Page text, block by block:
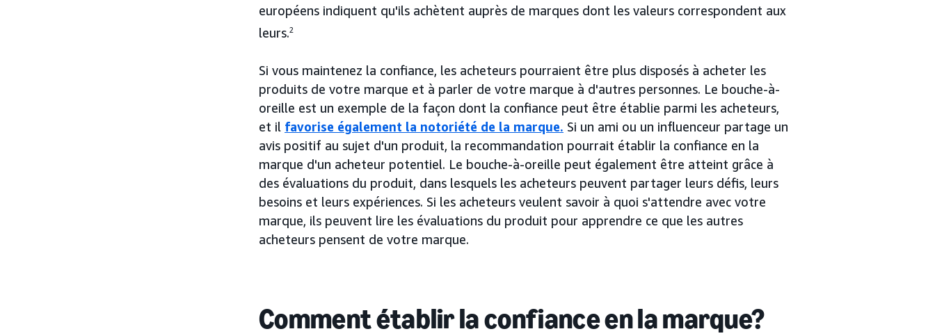
européens indiquent qu'ils achètent auprès de marques dont les valeurs correspondent aux
leurs.2
Si vous maintenez la confiance, les acheteurs pourraient être plus disposés à acheter les
produits de votre marque et à parler de votre marque à d'autres personnes. Le bouche-à-
oreille est un exemple de la façon dont la confiance peut être établie parmi les acheteurs,
et il favorise également la notoriété de la marque. Si un ami ou un influenceur partage un
avis positif au sujet d'un produit, la recommandation pourrait établir la confiance en la
marque d'un acheteur potentiel. Le bouche-à-oreille peut également être atteint grâce à
des évaluations du produit, dans lesquels les acheteurs peuvent partager leurs défis, leurs
besoins et leurs expériences. Si les acheteurs veulent savoir à quoi s'attendre avec votre
marque, ils peuvent lire les évaluations du produit pour apprendre ce que les autres
acheteurs pensent de votre marque.
Comment établir la confiance en la marque?